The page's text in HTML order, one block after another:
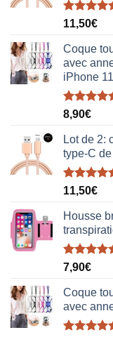
Note5.00
sur 5
11,50€
Coque
avec
iPhone 11
Note5.00
sur 5
8,90€
Lot de 2:
type-C
Note5.00
sur 5
11,50€
Housse
Note5.00
sur 5
7,90€
Coque
avec